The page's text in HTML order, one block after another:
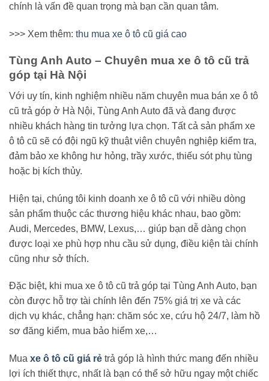
chính là vấn đề quan trọng mà bạn cần quan tâm.
>>> Xem thêm: thu mua xe ô tô cũ giá cao
Tùng Anh Auto – Chuyên mua xe ô tô cũ trả
góp tại Hà Nội
Với uy tín, kinh nghiệm nhiều năm chuyên mua bán xe ô tô
cũ trả góp ở Hà Nội, Tùng Anh Auto đã và đang được
nhiều khách hàng tin tưởng lựa chọn. Tất cả sản phẩm xe
ô tô cũ sẽ có đội ngũ kỹ thuật viên chuyên nghiệp kiểm tra,
đảm bảo xe không hư hỏng, trầy xước, thiếu sót phụ tùng
hoặc bị kích thủy.
Hiện tại, chúng tôi kinh doanh xe ô tô cũ với nhiều dòng
sản phẩm thuộc các thương hiệu khác nhau, bao gồm:
Audi, Mercedes, BMW, Lexus,… giúp bạn dễ dàng chọn
được loại xe phù hợp nhu cầu sử dụng, điều kiện tài chính
cũng như sở thích.
Đặc biệt, khi mua xe ô tô cũ trả góp tại Tùng Anh Auto, bạn
còn được hỗ trợ tài chính lên đến 75% giá trị xe và các
dịch vụ khác, chẳng hạn: chăm sóc xe, cứu hộ 24/7, làm hồ
sơ đăng kiểm, mua bảo hiểm xe,…
Mua xe ô tô cũ giá rẻ trả góp là hình thức mang đến nhiều
lợi ích thiết thực, nhất là bạn có thể sở hữu ngay một chiếc